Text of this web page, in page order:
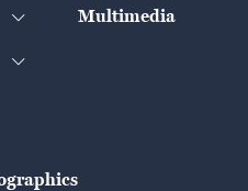
Multimedia